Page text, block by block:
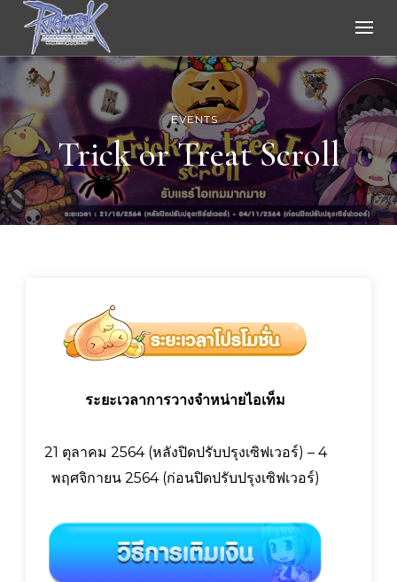
Ragnarok Online
EVENTS
Trick or Treat Scroll
ระยะเวลาการวางจำหน่ายไอเท็ม
21 ตุลาคม 2564 (หลังปิดปรับปรุงเซิฟเวอร์) – 4
พฤศจิกายน 2564 (ก่อนปิดปรับปรุงเซิฟเวอร์)